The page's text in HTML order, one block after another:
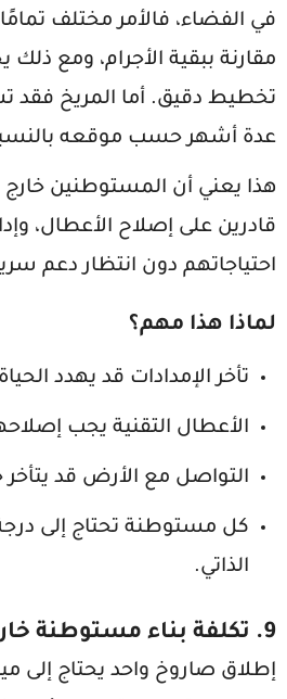
في الفضاء، فالأمر مختلف
مقارنة ببقية الأجرام، ومع ذلك
تخطيط دقيق. أما المريخ فقد
عدة أشهر حسب موقعه
هذا يعني أن المستوطنين
قادرين على إصلاح الأعطال،
احتياجاتهم دون انتظار دعم
لماذا هذا مهم؟
تأخر الإمدادات قد يهدد
الأعطال التقنية يجب
التواصل مع الأرض قد
كل مستوطنة تحتاج إلى درجة
الذاتي.
9. تكلفة بناء مستوطنة خارج الأرض ضخمة
إطلاق صاروخ واحد يحتاج إلى